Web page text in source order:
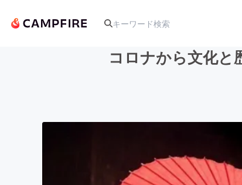
テクノロジー・ガジェット
コロナから文化と